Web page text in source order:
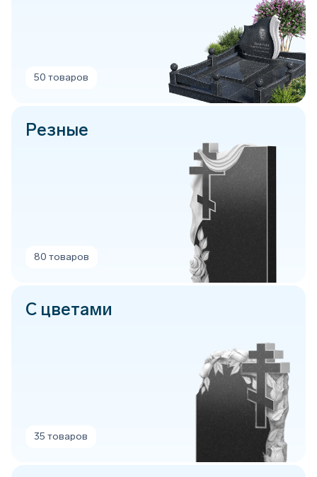
50 товаров
Резные
80 товаров
С цветами
35 товаров